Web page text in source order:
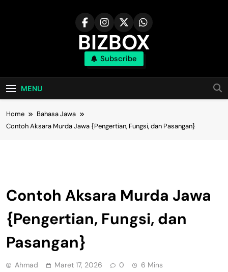
BIZBOX
Bizbox – Media Informasi Terkini
Subscribe
MENU
Home
Bahasa Jawa
Contoh Aksara Murda Jawa {Pengertian, Fungsi, dan Pasangan}
Contoh Aksara Murda Jawa
{Pengertian, Fungsi, dan
Pasangan}
Ahmad Maret 17, 2026 0 6 Mins